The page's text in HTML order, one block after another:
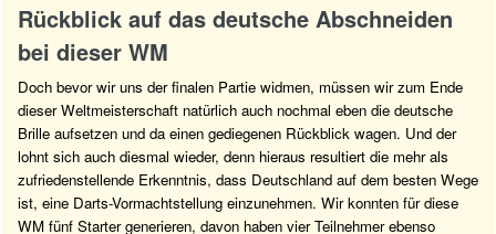
Rückblick auf das deutsche Abschneiden
bei dieser WM
Doch bevor wir uns der finalen Partie widmen, müssen wir zum Ende
dieser Weltmeisterschaft natürlich auch nochmal eben die deutsche
Brille aufsetzen und da einen gediegenen Rückblick wagen. Und der
lohnt sich auch diesmal wieder, denn hieraus resultiert die mehr als
zufriedenstellende Erkenntnis, dass Deutschland auf dem besten Wege
ist, eine Darts-Vormachtstellung einzunehmen. Wir konnten für diese
WM fünf Starter generieren, davon haben vier Teilnehmer ebenso